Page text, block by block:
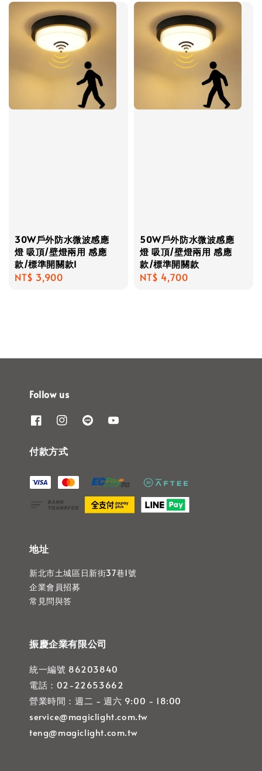
30W戶外防水微波感應
燈 吸頂/壁燈兩用 感應
款/標準開關款I
Regular
NT$ 3,900
50W戶外防水微波感應
燈 吸頂/壁燈兩用 感應
款/標準開關款
Regular
NT$ 4,700
Follow us
付款方式
地址
新北市土城區日新街37巷1號
企業會員招募
常見問與答
振慶企業有限公司
統一編號 86203840
電話：02-22653662
營業時間：週二 - 週六 9:00 - 18:00
service@magiclight.com.tw
teng@magiclight.com.tw